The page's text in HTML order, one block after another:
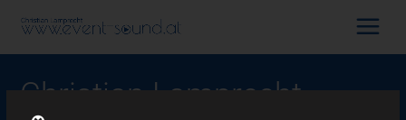
Christian Lamprecht